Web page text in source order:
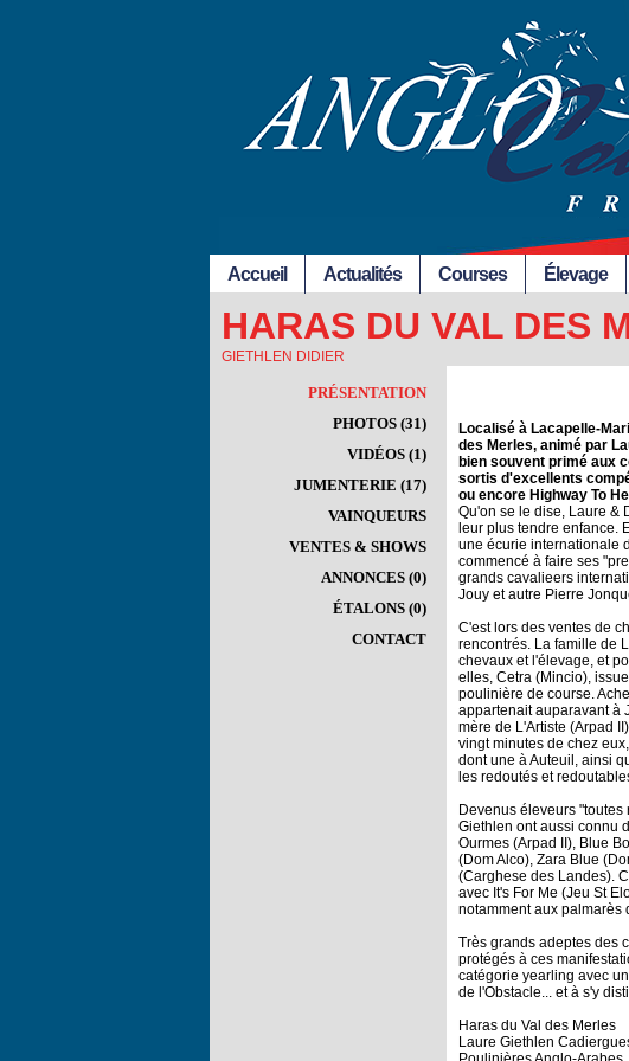
Accueil Actualités Courses Élevage
HARAS DU VAL DES
GIETHLEN DIDIER
PRÉSENTATION
PHOTOS (31)
VIDÉOS (1)
JUMENTERIE (17)
VAINQUEURS
VENTES & SHOWS
ANNONCES (0)
ÉTALONS (0)
CONTACT
Localisé à Lacapelle-
des Merles, animé par
bien souvent primé aux
sortis d'excellents
ou encore Highway To
Qu'on se le dise, Laure &
leur plus tendre enfance.
une écurie internationale
commencé à faire ses
grands cavalieers
Jouy et autre Pierre
C'est lors des ventes de
rencontrés. La famille de
chevaux et l'élevage, et
elles, Cetra (Mincio),
poulinière de course.
appartenait auparavant à
mère de L'Artiste (Arpad
vingt minutes de chez
dont une à Auteuil, ainsi
les redoutés et
Devenus éleveurs
Giethlen ont aussi connu
Ourmes (Arpad II), Blue
(Dom Alco), Zara Blue
(Carghese des Landes).
avec It's For Me (Jeu St
notamment aux palmarès
Très grands adeptes des
protégés à ces
catégorie yearling avec
de l'Obstacle... et à s'y
Haras du Val des Merles
Laure Giethlen